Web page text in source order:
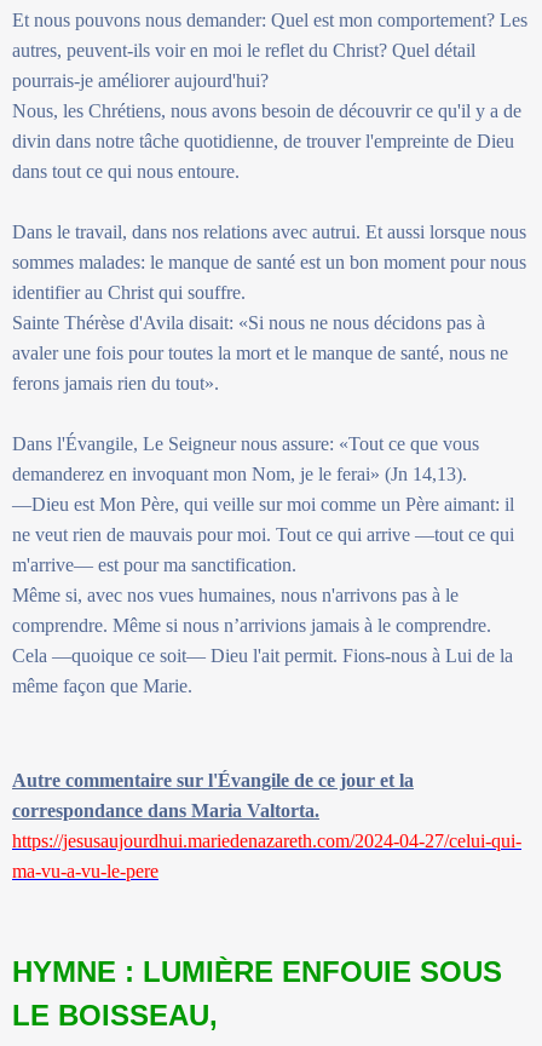
Et nous pouvons nous demander: Quel est mon comportement? Les
autres, peuvent-ils voir en moi le reflet du Christ? Quel détail
pourrais-je améliorer aujourd'hui?
Nous, les Chrétiens, nous avons besoin de découvrir ce qu'il y a de
divin dans notre tâche quotidienne, de trouver l'empreinte de Dieu
dans tout ce qui nous entoure.
Dans le travail, dans nos relations avec autrui. Et aussi lorsque nous
sommes malades: le manque de santé est un bon moment pour nous
identifier au Christ qui souffre.
Sainte Thérèse d'Avila disait: «Si nous ne nous décidons pas à
avaler une fois pour toutes la mort et le manque de santé, nous ne
ferons jamais rien du tout».
Dans l'Évangile, Le Seigneur nous assure: «Tout ce que vous
demanderez en invoquant mon Nom, je le ferai» (Jn 14,13).
—Dieu est Mon Père, qui veille sur moi comme un Père aimant: il
ne veut rien de mauvais pour moi. Tout ce qui arrive —tout ce qui
m'arrive— est pour ma sanctification.
Même si, avec nos vues humaines, nous n'arrivons pas à le
comprendre. Même si nous n’arrivions jamais à le comprendre.
Cela —quoique ce soit— Dieu l'ait permit. Fions-nous à Lui de la
même façon que Marie.
Autre commentaire sur l'Évangile de ce jour et la
correspondance dans Maria Valtorta.
https://jesusaujourdhui.mariedenazareth.com/2024-04-27/celui-qui-
ma-vu-a-vu-le-pere
HYMNE : LUMIÈRE ENFOUIE SOUS
LE BOISSEAU,